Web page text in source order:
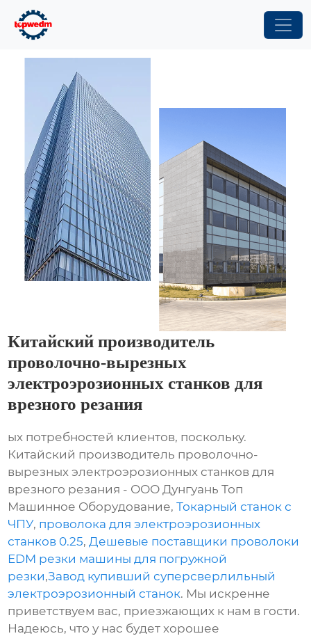
Китайский производитель
проволочно-вырезных
электроэрозионных станков для
врезного резания
ых потребностей клиентов, поскольку.
Китайский производитель проволочно-
вырезных электроэрозионных станков для
врезного резания - ООО Дунгуань Топ
Машинное Оборудование,Токарный станок с
ЧПУ, проволока для электроэрозионных
станков 0.25, Дешевые поставщики проволоки
EDM резки машины для погружной
резки,Завод купивший суперсверлильный
электроэрозионный станок. Мы искренне
приветствуем вас, приезжающих к нам в гости.
Надеюсь, что у нас будет хорошее